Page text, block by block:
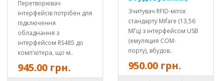
Перетворювач
інтерфейсів потрібен для
підключення
обладнання з
інтерфейсом RS485 до
комп'ютера, що м..
945.00 грн.
Зчитувач RFID-міток
стандарту Mifare (13,56
МГц) з інтерфейсом USB
(емуляция COM-
порту), вбудов..
950.00 грн.